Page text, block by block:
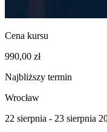
Cena kursu
990,00 zł
Najbliższy termin
Wrocław
22 sierpnia - 23 sierpnia